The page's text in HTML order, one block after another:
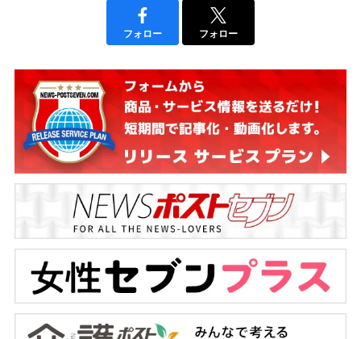
フォロー フォロー